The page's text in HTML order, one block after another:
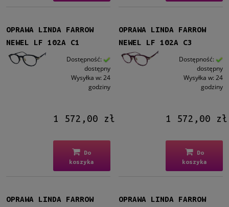
OPRAWA LINDA FARROW
NEWEL LF 102A C1
Dostępność:
dostępny
Wysyłka w: 24
godziny
1 572,00 zł
Do
koszyka
OPRAWA LINDA FARROW
NEWEL LF 102A C3
Dostępność:
dostępny
Wysyłka w: 24
godziny
1 572,00 zł
Do
koszyka
OPRAWA LINDA FARROW
OPRAWA LINDA FARROW